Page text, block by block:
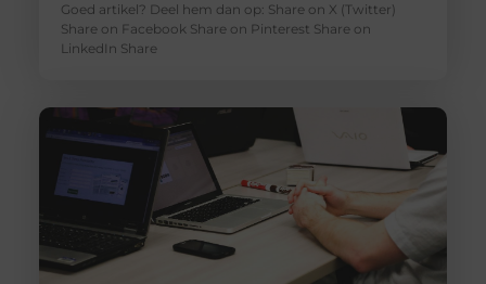
Goed artikel? Deel hem dan op: Share on X (Twitter)
Share on Facebook Share on Pinterest Share on
LinkedIn Share